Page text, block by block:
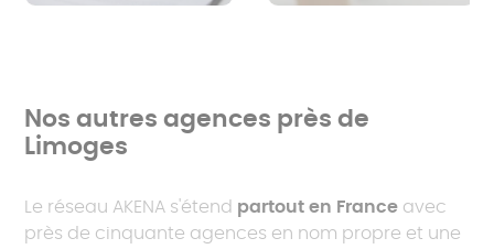
Nos autres agences près de
Limoges
Le réseau AKENA s'étend partout en France avec
près de cinquante agences en nom propre et une